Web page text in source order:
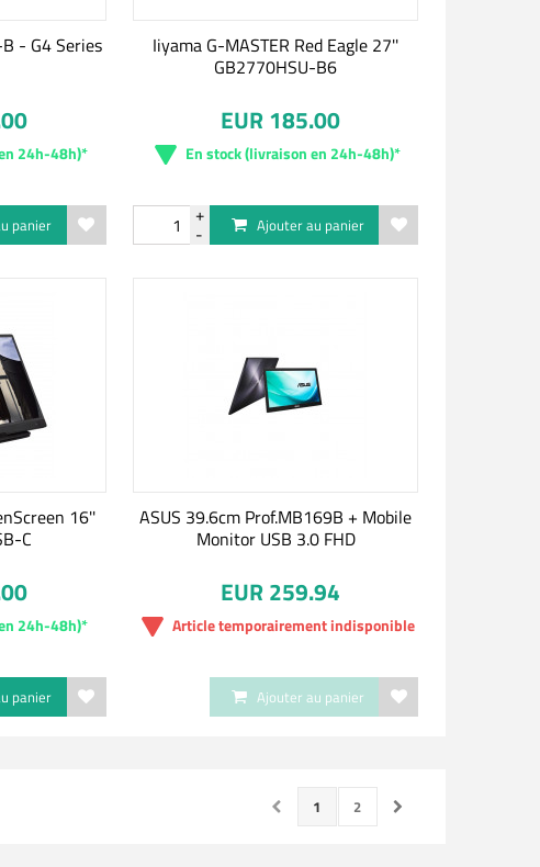
- G4 Series
24h-48h)*
panier
Iiyama G-MASTER Red Eagle 27''
GB2770HSU-B6
EUR 185.00
En stock (livraison en 24h-48h)*
Ajouter au panier
16''
C
24h-48h)*
panier
ASUS 39.6cm Prof.MB169B + Mobile
Monitor USB 3.0 FHD
EUR 259.94
Article temporairement indisponible
Ajouter au panier
1 2